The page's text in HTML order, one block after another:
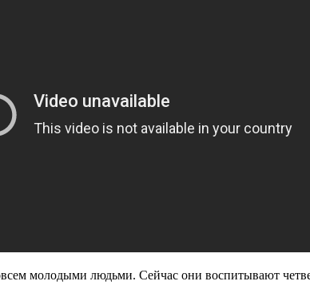
молодыми людьми. Сейчас они воспитывают